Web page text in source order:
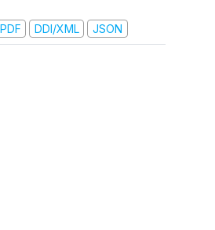
DDI/XML JSON